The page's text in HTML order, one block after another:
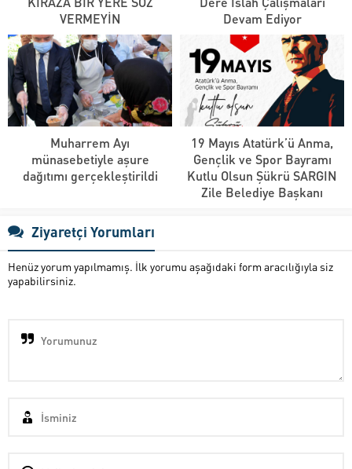
VERMEYİN
Devam Ediyor
Muharrem Ayı
münasebetiyle aşure
dağıtımı gerçekleştirildi
19 Mayıs Atatürk’ü Anma,
Gençlik ve Spor Bayramı
Kutlu Olsun Şükrü SARGIN
Zile Belediye Başkanı
Ziyaretçi Yorumları
Henüz yorum yapılmamış. İlk yorumu aşağıdaki form aracılığıyla siz
yapabilirsiniz.